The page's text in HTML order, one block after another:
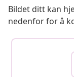
Bildet ditt kan
nedenfor for å